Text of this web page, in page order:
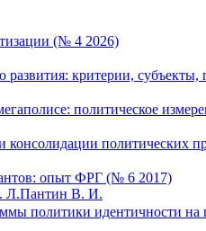
(№ 4 2026)
развития: критерии,
политическое
консолидации
опыт ФРГ (№ 6 2017)
Л.Пантин В. И.
политики идентичности на